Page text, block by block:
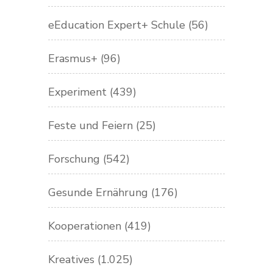
eEducation Expert+ Schule (56)
Erasmus+ (96)
Experiment (439)
Feste und Feiern (25)
Forschung (542)
Gesunde Ernährung (176)
Kooperationen (419)
Kreatives (1.025)